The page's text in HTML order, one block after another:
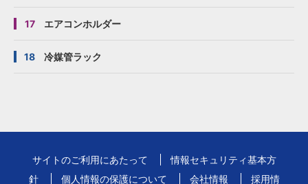
17 エアコンホルダー
18 冷媒管ラック
サイトのご利用にあたって
情報セキュリティ基本方
針
個人情報の保護について 会社情報 採用情